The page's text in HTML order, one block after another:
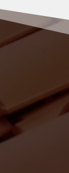
vos
fuite à